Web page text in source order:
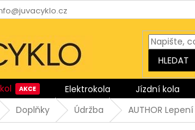
HLEDAT
Elektrokola Jízdní kola
Doplňky Údržba AUTHOR